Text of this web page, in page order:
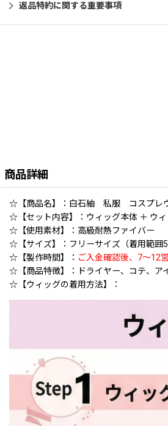
返品特約に関する重要事項
商品詳細
☆【商品名】：白石紬 私服 コスプレ
☆【セット内容】：ウィッグ本体 ＋ ウィ
☆【使用素材】：高級耐熱ファイバー
☆【サイズ】：フリーサイズ（着用範囲
☆【製作時間】： ご入金確認後、7〜12
☆【商品特徴】：ドライヤー、コテ、ア
☆【ウィッグの着用方法】：